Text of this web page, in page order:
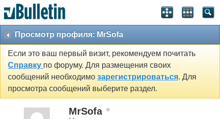
Просмотр профиля: MrSofa
Если это ваш первый визит, рекомендуем почитать
Справку по форуму. Для размещения своих
сообщений необходимо зарегистрироваться. Для
просмотра сообщений выберите раздел.
MrSofa